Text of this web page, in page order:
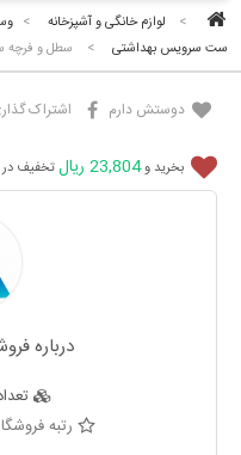
> لوازم خانگی و آشپزخانه >
ست سرویس بهداشتی
> سطل و فرچه
دوستش دارم اشتراک
بخرید و23,804 ریال تخفیف در
درباره
رتبه